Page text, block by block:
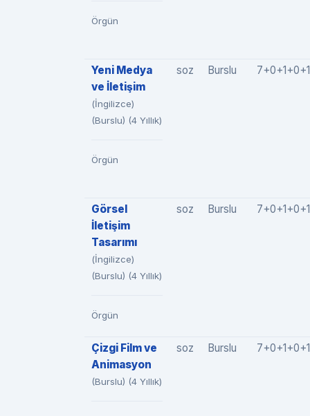
Örgün
Yeni Medya
ve İletişim
(İngilizce)
(Burslu) (4 Yıllık)
Örgün
soz Burslu 7+0+1+0+1
Görsel
İletişim
Tasarımı
(İngilizce)
(Burslu) (4 Yıllık)
Örgün
soz Burslu 7+0+1+0+1
Çizgi Film ve
Animasyon
(Burslu) (4 Yıllık)
soz Burslu 7+0+1+0+1